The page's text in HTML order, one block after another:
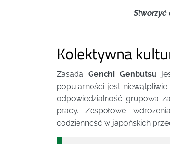
Stworzyć
Kolektywna
ZasadaGenchi Genbutsu
popularności jest
odpowiedzialność grupowa
pracy. Zespołowe
codzienność w japońskich